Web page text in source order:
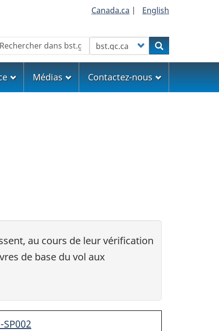
Canada.ca | English
Customize your searchRechercher
Médias Contactez-nous
au cours de leur vérification
de base du vol aux
SP002